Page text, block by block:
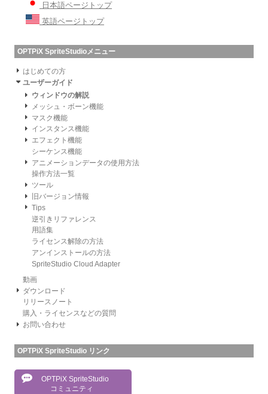
日本語ページトップ
英語ページトップ
OPTPiX SpriteStudioメニュー
はじめての方
ユーザーガイド
ウィンドウの解説
メッシュ・ボーン機能
マスク機能
インスタンス機能
エフェクト機能
シーケンス機能
アニメーションデータの使用方法
操作方法一覧
ツール
旧バージョン情報
Tips
逆引きリファレンス
用語集
ライセンス解除の方法
アンインストールの方法
SpriteStudio Cloud Adapter
動画
ダウンロード
リリースノート
購入・ライセンスなどの質問
お問い合わせ
OPTPiX SpriteStudio リンク
OPTPiX SpriteStudio
コミュニティ